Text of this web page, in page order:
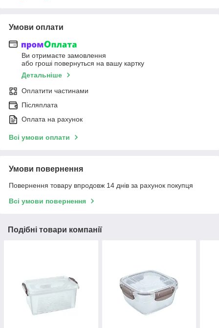
Умови оплати
Ви отримаєте замовлення
або гроші повернуться на вашу картку
Детальніше
Оплатити частинами
Післяплата
Оплата на рахунок
Всі умови оплати
Умови повернення
Повернення товару впродовж 14 днів за рахунок покупця
Всі умови повернення
Подібні товари компанії